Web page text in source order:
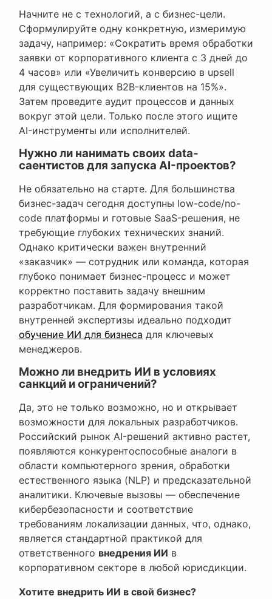
Начните не с технологий, а с бизнес-цели.
Сформулируйте одну конкретную, измеримую
задачу, например: «Сократить время обработки
заявки от корпоративного клиента с 3 дней до
4 часов» или «Увеличить конверсию в upsell
для существующих B2B-клиентов на 15%».
Затем проведите аудит процессов и данных
вокруг этой цели. Только после этого ищите
AI-инструменты или исполнителей.
Нужно ли нанимать своих data-
саентистов для запуска AI-проектов?
Не обязательно на старте. Для большинства
бизнес-задач сегодня доступны low-code/no-
code платформы и готовые SaaS-решения, не
требующие глубоких технических знаний.
Однако критически важен внутренний
«заказчик» — сотрудник или команда, которая
глубоко понимает бизнес-процесс и может
корректно поставить задачу внешним
разработчикам. Для формирования такой
внутренней экспертизы идеально подходит
обучение ИИ для бизнеса для ключевых
менеджеров.
Можно ли внедрить ИИ в условиях
санкций и ограничений?
Да, это не только возможно, но и открывает
возможности для локальных разработчиков.
Российский рынок AI-решений активно растет,
появляются конкурентоспособные аналоги в
области компьютерного зрения, обработки
естественного языка (NLP) и предсказательной
аналитики. Ключевые вызовы — обеспечение
кибербезопасности и соответствие
требованиям локализации данных, что, однако,
является стандартной практикой для
ответственного внедрения ИИ в
корпоративном секторе в любой юрисдикции.
Хотите внедрить ИИ в свой бизнес?